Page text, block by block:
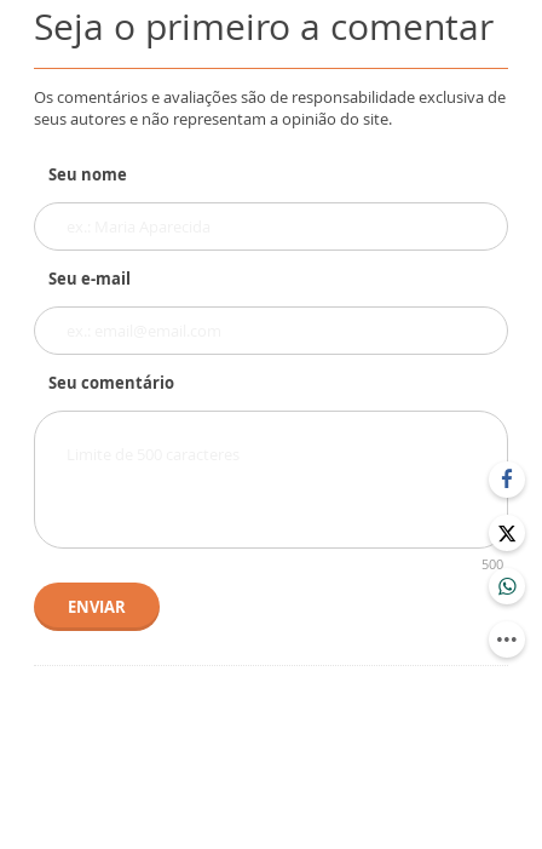
Seja o primeiro a comentar
Os comentários e avaliações são de responsabilidade exclusiva de
seus autores e não representam a opinião do site.
Seu nome
Seu e-mail
Seu comentário
500
ENVIAR